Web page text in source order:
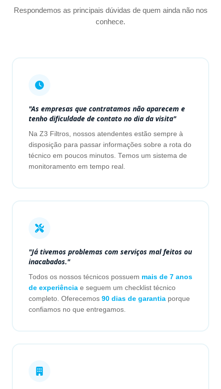
Respondemos as principais dúvidas de quem ainda não nos
conhece.
"As empresas que contratamos não aparecem e
tenho dificuldade de contato no dia da visita"
Na Z3 Filtros, nossos atendentes estão sempre à
disposição para passar informações sobre a rota do
técnico em poucos minutos. Temos um sistema de
monitoramento em tempo real.
"Já tivemos problemas com serviços mal feitos ou
inacabados."
Todos os nossos técnicos possuem mais de 7 anos
de experiênciae seguem um checklist técnico
completo. Oferecemos 90 dias de garantiaporque
confiamos no que entregamos.